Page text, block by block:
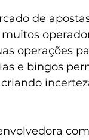
de
muitos
operações
e bingos